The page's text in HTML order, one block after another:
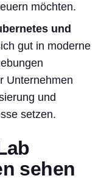
möchten.
und
gut in moderne
Unternehmen
und
setzen.
sehen